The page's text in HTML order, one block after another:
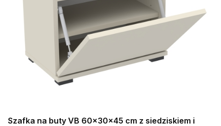
Szafka na buty VB 60×30×45 cm z siedziskiem i